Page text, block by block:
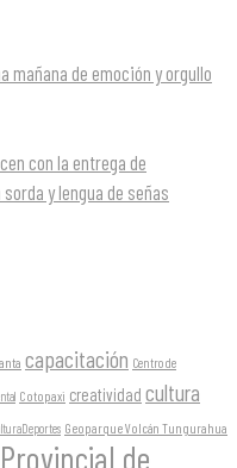
mañana de emoción y orgullo
con la entrega de
y lengua de señas
capacitación Centro de
Cotopaxi creatividad cultura
Geoparque Volcán Tungurahua
de